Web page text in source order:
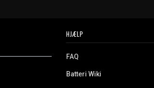
HJÆLP
FAQ
Batteri Wiki